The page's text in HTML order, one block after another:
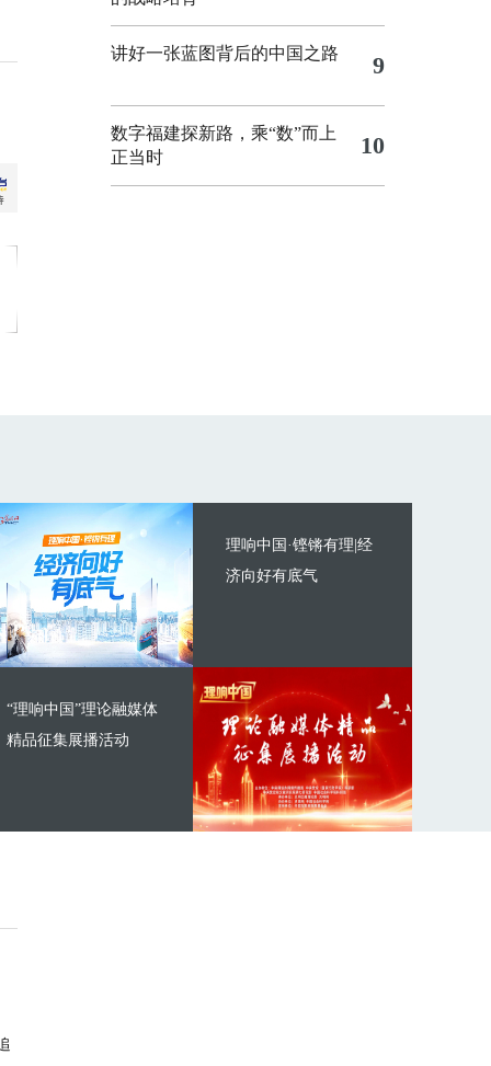
讲好一张蓝图背后的中国之路 9
数字福建探新路，乘“数”而上
正当时
10
理响中国·铿锵有理|经
济向好有底气
“理响中国”理论融媒体
精品征集展播活动